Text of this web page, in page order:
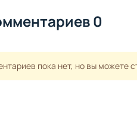
0
пока нет, но вы можете